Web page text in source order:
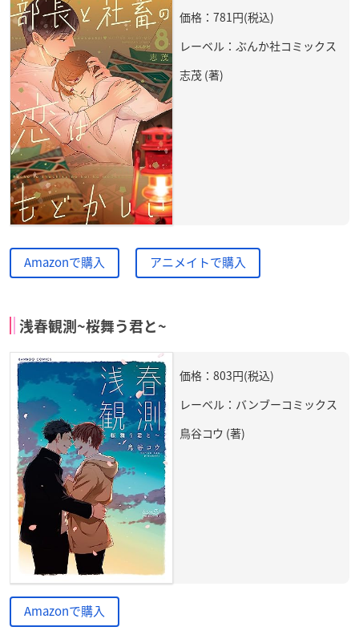
価格：781円(税込)
レーベル：ぶんか社コミックス
志茂 (著)
Amazonで購入 アニメイトで購入
浅春観測~桜舞う君と~
価格：803円(税込)
レーベル：バンブーコミックス
鳥谷コウ (著)
Amazonで購入